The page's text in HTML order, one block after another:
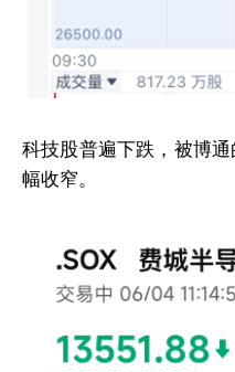
科技股普遍下跌，被博
幅收窄。